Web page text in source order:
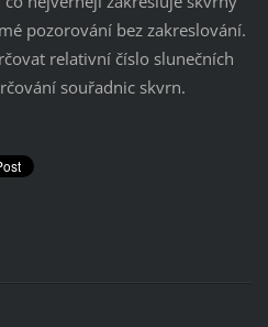
pozorování bez zakreslování.
relativní číslo slunečních
souřadnic skvrn.